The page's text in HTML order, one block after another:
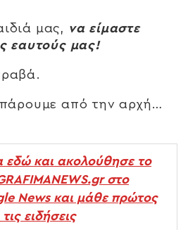
μας, να είμαστε
εαυτούς μας!
από την αρχή…
εδώ και ακολούθησε το
στο
News και μάθε πρώτος
ειδήσεις